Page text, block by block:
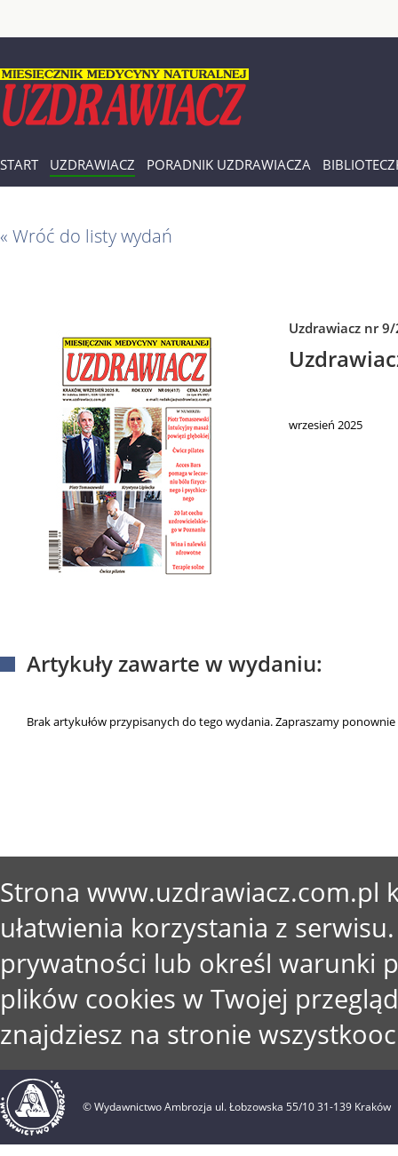
START UZDRAWIACZ PORADNIK UZDRAWIACZA
« Wróć do listy wydań
Uzdrawiacz nr
wrzesień 2025
Artykuły zawarte w wydaniu:
Brak artykułów przypisanych do tego wydania. Zapraszamy
Strona www.uzdrawiacz.com.pl
ułatwienia korzystania z
prywatności lub określ warunki
plików cookies w Twojej
znajdziesz na stronie
© Wydawnictwo Ambrozja ul. Łobzowska 55/10 31-139 Kraków